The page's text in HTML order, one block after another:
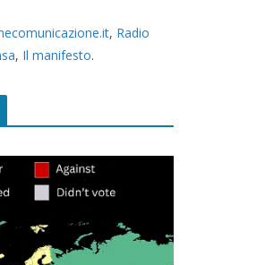
, Radio
, Il manifesto.